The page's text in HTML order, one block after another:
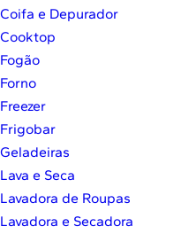
7º
8
9
10º
Coifa e Depurador
Cooktop
Fogão
Forno
Freezer
Frigobar
Geladeiras
Lava e Seca
Lavadora de Roupas
Lavadora e Secadora